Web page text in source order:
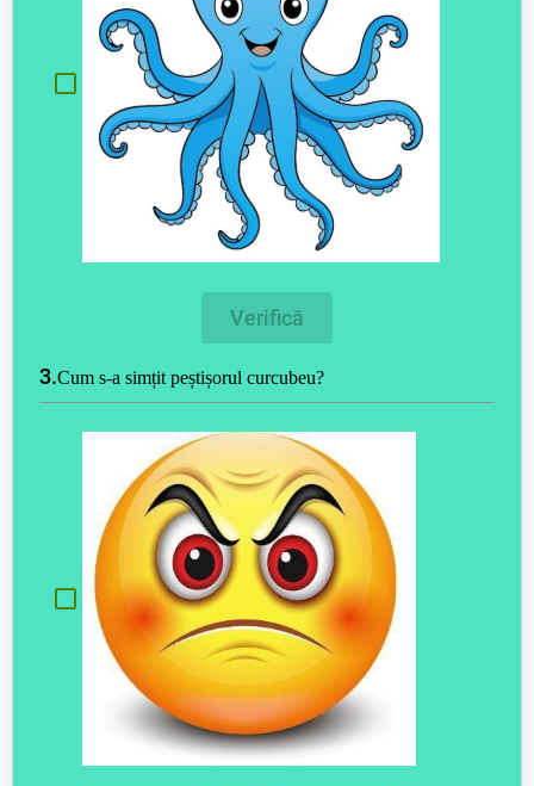
Verifică
3.Cum s-a simțit peștișorul curcubeu?